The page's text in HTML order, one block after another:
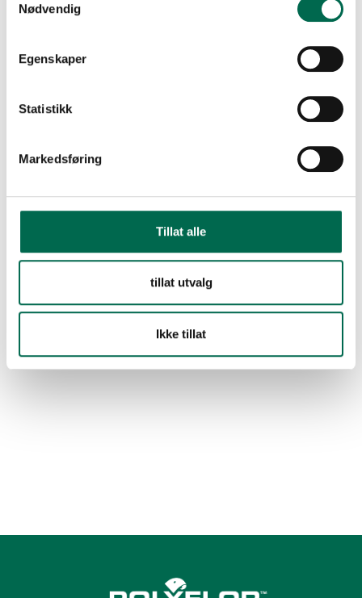
Nødvendig
Egenskaper
Statistikk
Markedsføring
Tillat alle
tillat utvalg
Ikke tillat
Leggeanvisning for Expona Simplay